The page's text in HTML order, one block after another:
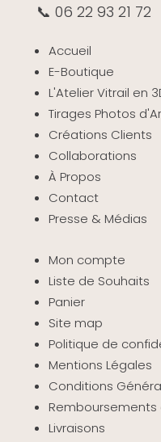
📞 06 22 93 21 72
Accueil
E-Boutique
L'Atelier Vitrail en
Tirages Photos
Créations Clients
Collaborations
À Propos
Contact
Presse & Médias
Mon compte
Liste de Souhaits
Panier
Site map
Politique de
Mentions Légales
Conditions
Livraisons